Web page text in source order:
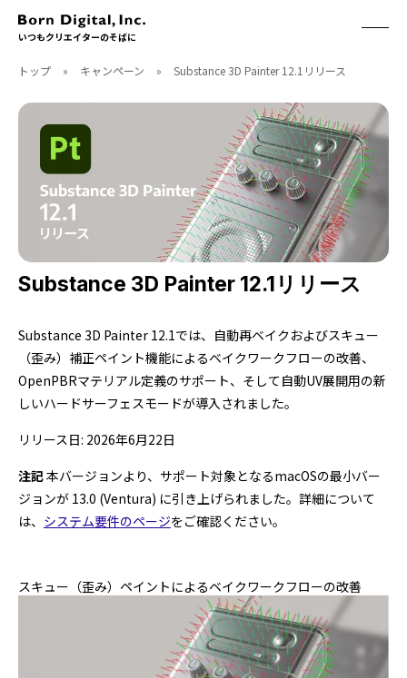
いつもクリエイターのそばに
ABOUT
CONTACT
RECRUIT
クリエイターズID
ACCESS
取扱製品
ソフトウェア
フォント
ソフトウェアサポート
CGWORLD
月刊誌
別冊
CGWORLD.jp
刊行順
ゲーム/CG
アート/イラスト
映像/映画/アニメ
ファッション/デザイン/他
有料セミナー
無料セミナー
トレーニング
チュートリアル
トップ » キャンペーン » Substance 3D Painter 12.1リリース
Substance 3D Painter 12.1リリース
Substance 3D Painter 12.1では、自動再ベイクおよびスキュー
（歪み）補正ペイント機能によるベイクワークフローの改善、
OpenPBRマテリアル定義のサポート、そして自動UV展開用の新
しいハードサーフェスモードが導入されました。
リリース日: 2026年6月22日
注記本バージョンより、サポート対象となるmacOSの最小バー
ジョンが 13.0 (Ventura) に引き上げられました。詳細について
は、 システム要件のページをご確認ください。
スキュー（歪み）ペイントによるベイクワークフローの改善